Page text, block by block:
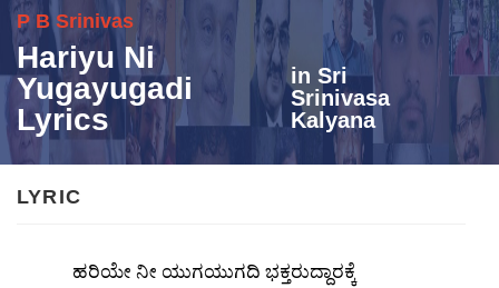
P B Srinivas
Hariyu Ni
Yugayugadi
Lyrics
inSri
Srinivasa
Kalyana
LYRIC
ಹರಿಯೇ ನೀ ಯುಗಯುಗದಿ ಭಕ್ತರುದ್ದಾರಕ್ಕೆ